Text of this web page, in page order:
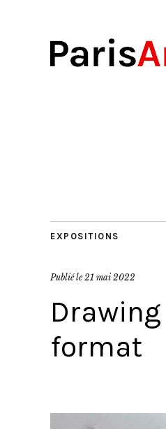
EXPOSITIONS
Publié le21 mai 2022
format